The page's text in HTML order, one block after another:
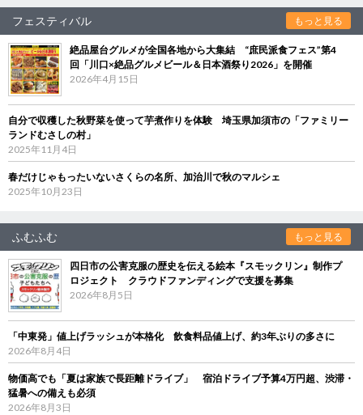
フェスティバル もっと見る
絶品屋台グルメが全国各地から大集結 “庶民派食フェス”第4
回「川口×絶品グルメビール＆日本酒祭り2026」を開催
2026年4月15日
自分で収穫した秋野菜を使って芋煮作りを体験 埼玉県加須市の「ファミリー
ランドむさしの村」
2025年11月4日
春だけじゃもったいないさくらの名所、加治川で秋のマルシェ
2025年10月23日
ふむふむ もっと見る
四日市の公害克服の歴史を伝える絵本『スモックリン』制作プ
ロジェクト クラウドファンディングで支援を募集
2026年8月5日
「中東発」値上げラッシュが本格化 飲食料品値上げ、約3年ぶりの多さに
2026年8月4日
物価高でも「夏は家族で長距離ドライブ」 宿泊ドライブ予算4万円超、渋滞・
猛暑への備えも必須
2026年8月3日